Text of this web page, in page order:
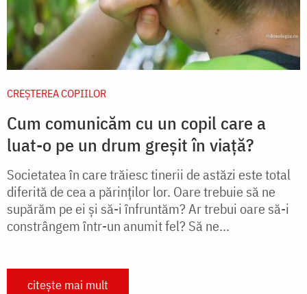
CREŞTEREA COPIILOR
Cum comunicăm cu un copil care a
luat-o pe un drum greșit în viață?
Societatea în care trăiesc tinerii de astăzi este total
diferită de cea a părinţilor lor. Oare trebuie să ne
supărăm pe ei şi să-i înfruntăm? Ar trebui oare să-i
constrângem într-un anumit fel? Să ne...
citește mai mult